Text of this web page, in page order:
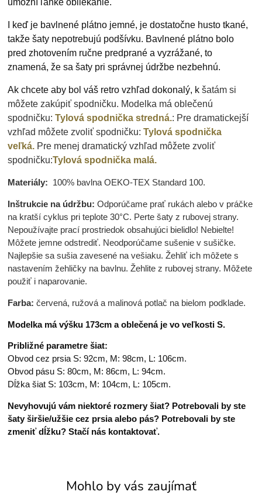
umožní ľahké obliekanie.
I keď je bavlnené plátno jemné, je dostatočne husto tkané,
takže šaty nepotrebujú podšívku. Bavlnené plátno bolo
pred zhotovením ručne predprané a vyzrážané, to
znamená, že sa šaty pri správnej údržbe nezbehnú.
Ak chcete aby bol váš retro vzhľad dokonalý, k šatám si
môžete zakúpiť spodničku. Modelka má oblečenú
spodničku:Tylová spodnička stredná.: Pre dramatickejší
vzhľad môžete zvoliť spodničku:Tylová spodnička
veľká. Pre menej dramatický vzhľad môžete zvoliť
spodničku:Tylová spodnička malá.
Materiály: 100% bavlna OEKO-TEX Standard 100.
Inštrukcie na údržbu: Odporúčame prať rukách alebo v práčke
na kratší cyklus pri teplote 30°C. Perte šaty z rubovej strany.
Nepoužívajte prací prostriedok obsahujúci bielidlo! Nebielte!
Môžete jemne odstrediť. Neodporúčame sušenie v sušičke.
Najlepšie sa sušia zavesené na vešiaku. Žehliť ich môžete s
nastavením žehličky na bavlnu. Žehlite z rubovej strany. Môžete
použiť i naparovanie.
Farba: červená, ružová a malinová potlač na bielom podklade.
Modelka má výšku 173cm a oblečená je vo veľkosti S.
Približné parametre šiat:
Obvod cez prsia S: 92cm, M: 98cm, L: 106cm.
Obvod pásu S: 80cm, M: 86cm, L: 94cm.
Dĺžka šiat S: 103cm, M: 104cm, L: 105cm.
Nevyhovujú vám niektoré rozmery šiat? Potrebovali by ste
šaty širšie/užšie cez prsia alebo pás? Potrebovali by ste
zmeniť dĺžku? Stačí nás kontaktovať.
Mohlo by vás zaujímať